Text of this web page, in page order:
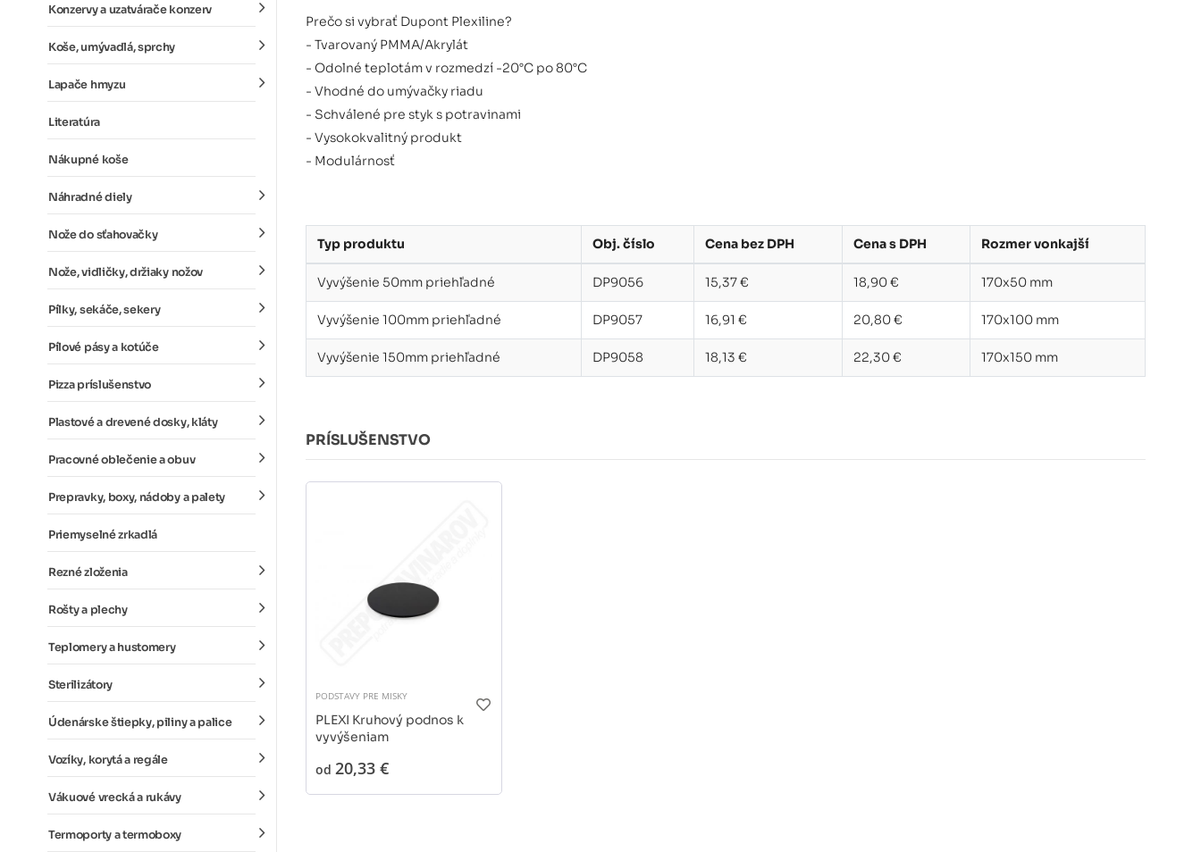
Konzervy a uzatvárače konzerv
Koše, umývadlá, sprchy
Lapače hmyzu
Literatúra
Nákupné koše
Náhradné diely
Nože do sťahovačky
Nože, vidličky, držiaky nožov
Pílky, sekáče, sekery
Pílové pásy a kotúče
Pizza príslušenstvo
Plastové a drevené dosky, kláty
Pracovné oblečenie a obuv
Prepravky, boxy, nádoby a palety
Priemyselné zrkadlá
Rezné zloženia
Rošty a plechy
Teplomery a hustomery
Sterilizátory
Údenárske štiepky, piliny a palice
Vozíky, korytá a regále
Vákuové vrecká a rukávy
Termoporty a termoboxy
Prečo si vybrať Dupont Plexiline?
- Tvarovaný PMMA/Akrylát
- Odolné teplotám v rozmedzí -20°C po 80°C
- Vhodné do umývačky riadu
- Schválené pre styk s potravinami
- Vysokokvalitný produkt
- Modulárnosť
Typ produktu Obj. číslo Cena bez DPH Cena s DPH Rozmer vonkajší
Vyvýšenie 50mm priehľadné DP9056 15,37 € 18,90 € 170x50 mm
Vyvýšenie 100mm priehľadné DP9057 16,91 € 20,80 € 170x100 mm
Vyvýšenie 150mm priehľadné DP9058 18,13 € 22,30 € 170x150 mm
PRÍSLUŠENSTVO
PODSTAVY PRE MISKY
PLEXI Kruhový podnos k
vyvýšeniam
od 20,33 €